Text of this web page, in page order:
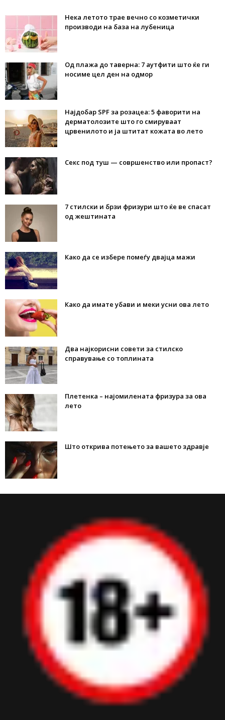
Нека летото трае вечно со козметички
производи на база на лубеница
Од плажа до таверна: 7 аутфити што ќе ги
носиме цел ден на одмор
Најдобар SPF за розацеа: 5 фаворити на
дерматолозите што го смируваат
црвенилото и ја штитат кожата во лето
Секс под туш — совршенство или пропаст?
7 стилски и брзи фризури што ќе ве спасат
од жештината
Како да се избере помеѓу двајца мажи
Како да имате убави и меки усни ова лето
Два најкорисни совети за стилско
справување со топлината
Плетенка – најомилената фризура за ова
лето
Што открива потењето за вашето здравје